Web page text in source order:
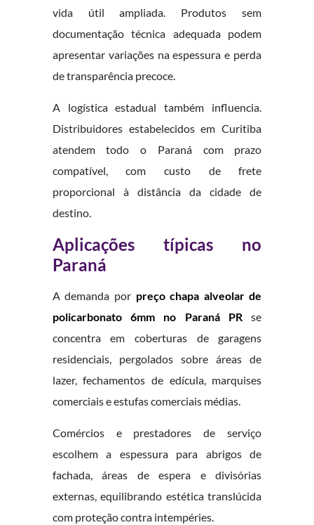
vida útil ampliada. Produtos sem
documentação técnica adequada podem
apresentar variações na espessura e perda
de transparência precoce.
A logística estadual também influencia.
Distribuidores estabelecidos em Curitiba
atendem todo o Paraná com prazo
compatível, com custo de frete
proporcional à distância da cidade de
destino.
Aplicações típicas no
Paraná
A demanda por preço chapa alveolar de
policarbonato 6mm no Paraná PRse
concentra em coberturas de garagens
residenciais, pergolados sobre áreas de
lazer, fechamentos de edícula, marquises
comerciais e estufas comerciais médias.
Comércios e prestadores de serviço
escolhem a espessura para abrigos de
fachada, áreas de espera e divisórias
externas, equilibrando estética translúcida
com proteção contra intempéries.